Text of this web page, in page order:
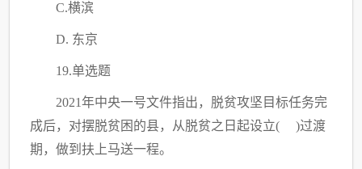
C.横滨
D. 东京
19.单选题
2021年中央一号文件指出，脱贫攻坚目标任务完
成后，对摆脱贫困的县，从脱贫之日起设立( )过渡
期，做到扶上马送一程。